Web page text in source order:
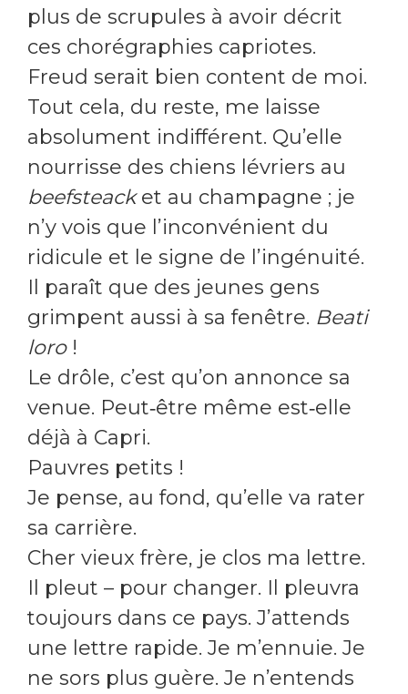
plus de scrupules à avoir décrit
ces chorégraphies capriotes.
Freud serait bien content de moi.
Tout cela, du reste, me laisse
absolument indifférent. Qu’elle
nourrisse des chiens lévriers au
beefsteacket au champagne ; je
n’y vois que l’inconvénient du
ridicule et le signe de l’ingénuité.
Il paraît que des jeunes gens
grimpent aussi à sa fenêtre. Beati
loro!
Le drôle, c’est qu’on annonce sa
venue. Peut‑être même est‑elle
déjà à Capri.
Pauvres petits !
Je pense, au fond, qu’elle va rater
sa carrière.
Cher vieux frère, je clos ma lettre.
Il pleut – pour changer. Il pleuvra
toujours dans ce pays. J’attends
une lettre rapide. Je m’ennuie. Je
ne sors plus guère. Je n’entends